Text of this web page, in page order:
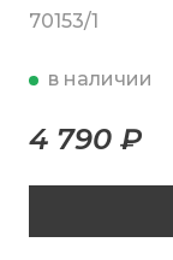
70153/1
в наличии
4 790 ₽